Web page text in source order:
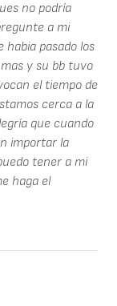
no podría
a mi
habia pasado los
y su bb tuvo
el tiempo de
cerca a la
que cuando
importar la
tener a mi
haga el